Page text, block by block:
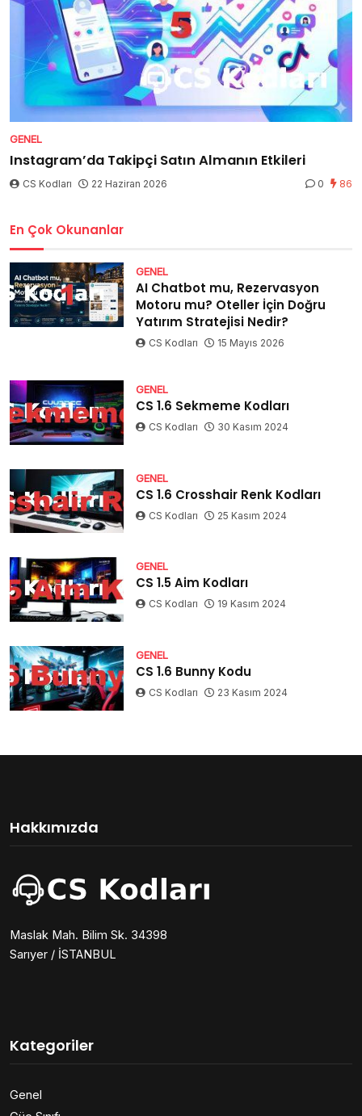
GENEL
Instagram’da Takipçi Satın Almanın Etkileri
CS Kodları 22 Haziran 2026 0 86
En Çok Okunanlar
GENEL
AI Chatbot mu, Rezervasyon
Motoru mu? Oteller İçin Doğru
Yatırım Stratejisi Nedir?
CS Kodları 15 Mayıs 2026
GENEL
CS 1.6 Sekmeme Kodları
CS Kodları 30 Kasım 2024
GENEL
CS 1.6 Crosshair Renk Kodları
CS Kodları 25 Kasım 2024
GENEL
CS 1.5 Aim Kodları
CS Kodları 19 Kasım 2024
GENEL
CS 1.6 Bunny Kodu
CS Kodları 23 Kasım 2024
Hakkımızda
Maslak Mah. Bilim Sk. 34398
Sarıyer / İSTANBUL
Kategoriler
Genel